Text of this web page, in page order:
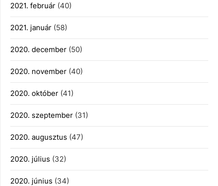
2021. február (40)
2021. január (58)
2020. december (50)
2020. november (40)
2020. október (41)
2020. szeptember (31)
2020. augusztus (47)
2020. július (32)
2020. június (34)